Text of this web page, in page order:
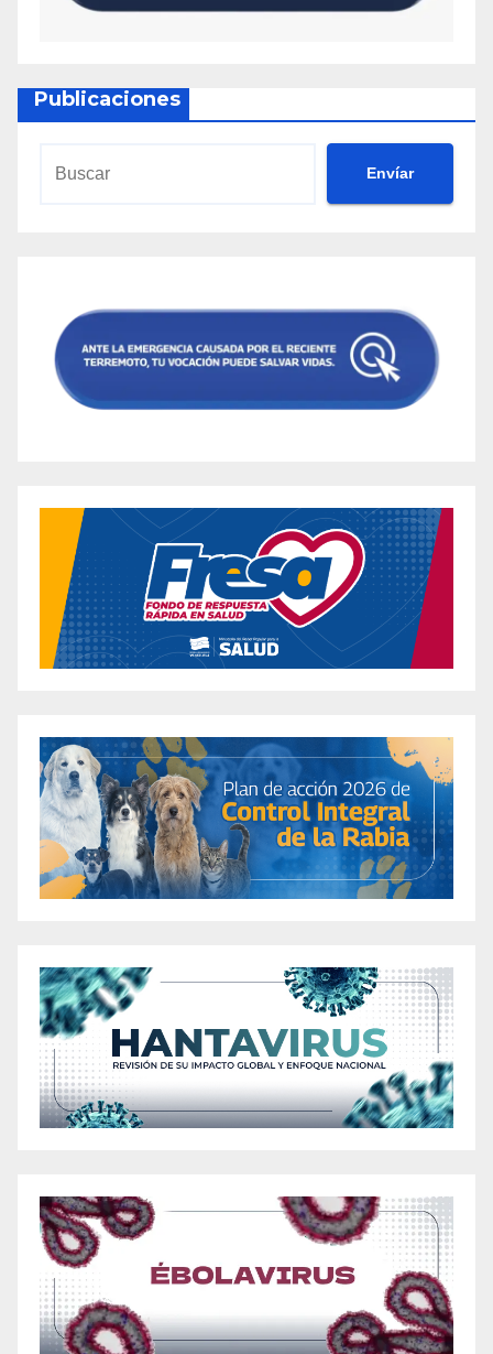
Publicaciones
Envíar